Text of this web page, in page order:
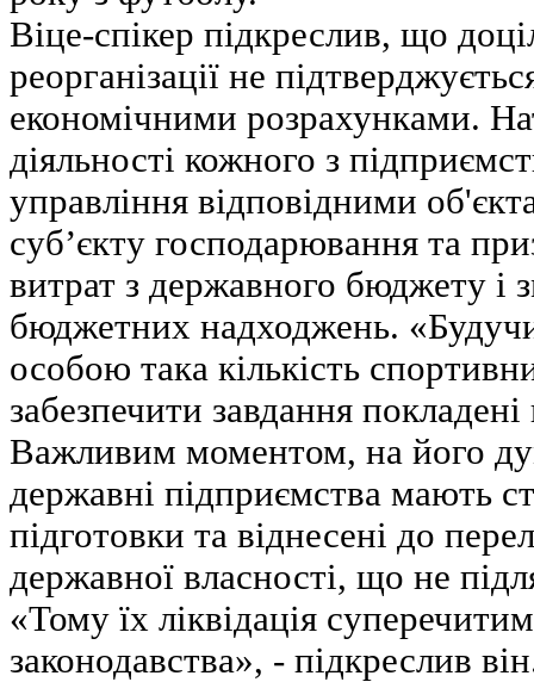
Віце-спікер підкреслив, що
реорганізації не
економічними розрахунками.
діяльності кожного з
управління відповідними
суб’єкту господарювання та
витрат з державного бюджету і
бюджетних надходжень.
особою така кількість
забезпечити завдання
Важливим моментом, на його
державні підприємства мають
підготовки та віднесені до
державної власності, що не
«Тому їх ліквідація
законодавства», - підкреслив